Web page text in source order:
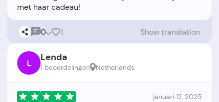
0 1 Show translation
L Lenda
1 beoordelingen Netherlands
januari 12, 2025